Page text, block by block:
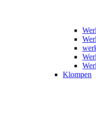
Klompen